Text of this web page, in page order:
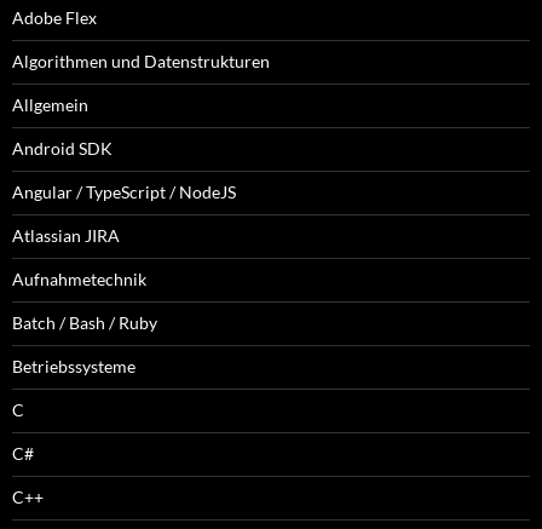
Adobe Flex
Algorithmen und Datenstrukturen
Allgemein
Android SDK
Angular / TypeScript / NodeJS
Atlassian JIRA
Aufnahmetechnik
Batch / Bash / Ruby
Betriebssysteme
C
C#
C++